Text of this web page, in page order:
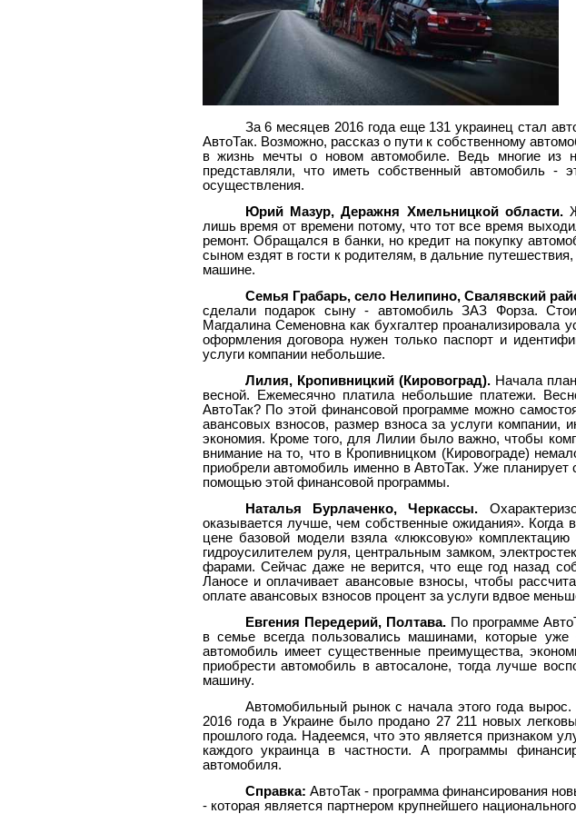
За 6 месяцев 2016 года еще 131 украинец стал
АвтоТак. Возможно, рассказ о пути к собственному
в жизнь мечты о новом автомобиле. Ведь многие
представляли, что иметь собственный автомобиль
осуществления.
Юрий Мазур, Деражня Хмельницкой области.
лишь время от времени потому, что тот все время
ремонт. Обращался в банки, но кредит на покупку
сыном ездят в гости к родителям, в дальние
машине.
Семья Грабарь, село Нелипино, Свалявский
сделали подарок сыну - автомобиль ЗАЗ Форза.
Магдалина Семеновна как бухгалтер проанализировала
оформления договора нужен только паспорт и
услуги компании небольшие.
Лилия, Кропивницкий (Кировоград). Начала
весной. Ежемесячно платила небольшие платежи.
АвтоТак? По этой финансовой программе можно
авансовых взносов, размер взноса за услуги
экономия. Кроме того, для Лилии было важно, чтобы
внимание на то, что в Кропивницком (Кировограде)
приобрели автомобиль именно в АвтоТак. Уже
помощью этой финансовой программы.
Наталья Бурлаченко, Черкассы.
оказывается лучше, чем собственные ожидания».
цене базовой модели взяла «люксовую»
гидроусилителем руля, центральным замком,
фарами. Сейчас даже не верится, что еще год назад
Ланосе и оплачивает авансовые взносы, чтобы
оплате авансовых взносов процент за услуги вдвое
Евгения Передерий, Полтава.По программе
в семье всегда пользовались машинами, которые
автомобиль имеет существенные преимущества,
приобрести автомобиль в автосалоне, тогда лучше
машину.
Автомобильный рынок с начала этого года
2016 года в Украине было продано 27 211 новых
прошлого года. Надеемся, что это является признаком
каждого украинца в частности. А программы
автомобиля.
Справка: АвтоТак - программа финансирования
- которая является партнером крупнейшего